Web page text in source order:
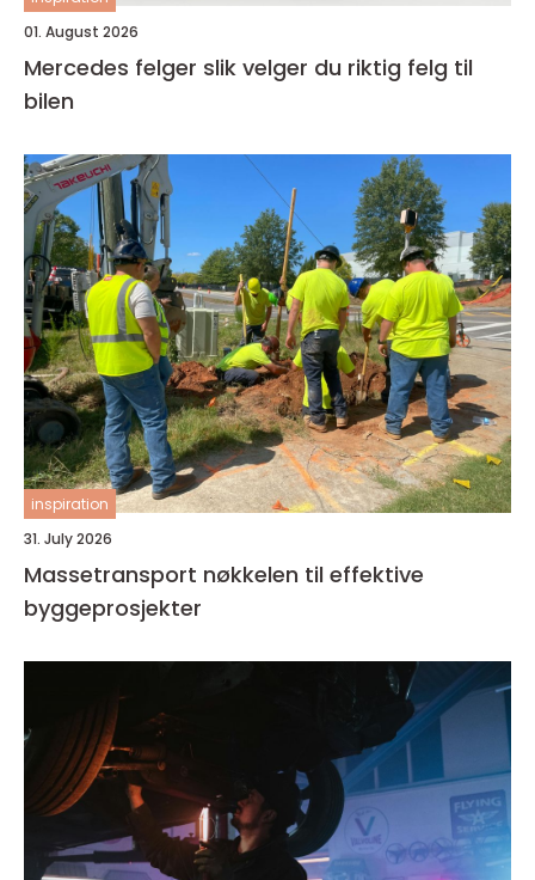
01. August 2026
Mercedes felger slik velger du riktig felg til
bilen
inspiration
31. July 2026
Massetransport nøkkelen til effektive
byggeprosjekter